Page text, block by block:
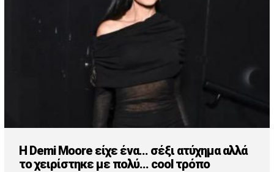
Η Demi Moore είχε ένα... σέξι ατύχημα αλλά
το χειρίστηκε με πολύ... cool τρόπο